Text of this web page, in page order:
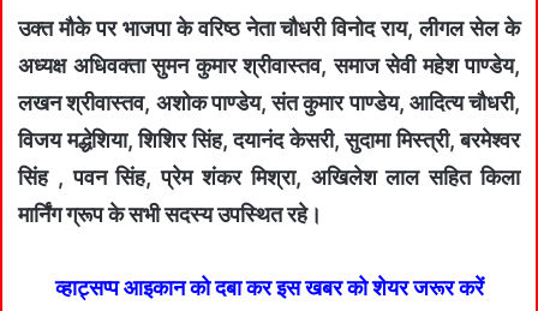
उक्त मौके पर भाजपा के वरिष्ठ नेता चौधरी विनोद राय, लीगल सेल के
अध्यक्ष अधिवक्ता सुमन कुमार श्रीवास्तव, समाज सेवी महेश पाण्डेय,
लखन श्रीवास्तव, अशोक पाण्डेय, संत कुमार पाण्डेय, आदित्य चौधरी,
विजय मद्धेशिया, शिशिर सिंह, दयानंद केसरी, सुदामा मिस्त्री, बरमेश्वर
सिंह , पवन सिंह, प्रेम शंकर मिश्रा, अखिलेश लाल सहित किला
मार्निंग ग्रूप के सभी सदस्य उपस्थित रहे।
व्हाट्सप्प आइकान को दबा कर इस खबर को शेयर जरूर करें